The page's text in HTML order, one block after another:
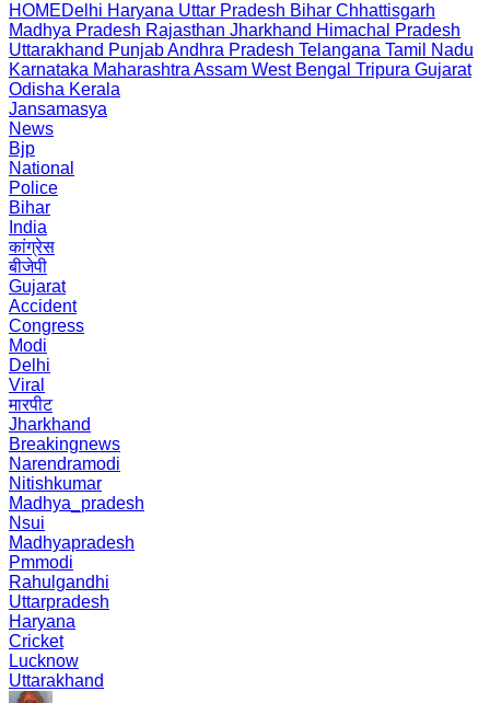
HOMEDelhi Haryana Uttar Pradesh Bihar Chhattisgarh
Madhya Pradesh Rajasthan Jharkhand Himachal Pradesh
Uttarakhand PunjabAndhra Pradesh Telangana Tamil Nadu
Karnataka Maharashtra Assam West Bengal Tripura Gujarat
Odisha Kerala
Jansamasya
News
Bjp
National
Police
Bihar
India
कांग्रेस
बीजेपी
Gujarat
Accident
Congress
Modi
Delhi
Viral
मारपीट
Jharkhand
Breakingnews
Narendramodi
Nitishkumar
Madhya_pradesh
Nsui
Madhyapradesh
Pmmodi
Rahulgandhi
Uttarpradesh
Haryana
Cricket
Lucknow
Uttarakhand